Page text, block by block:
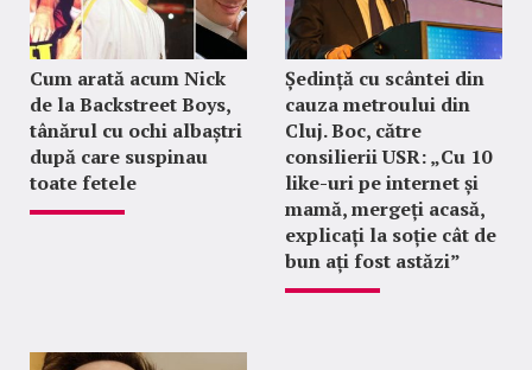
Cum arată acum Nick
de la Backstreet Boys,
tânărul cu ochi albaștri
după care suspinau
toate fetele
Ședință cu scântei din
cauza metroului din
Cluj. Boc, către
consilierii USR: „Cu 10
like-uri pe internet și
mamă, mergeți acasă,
explicați la soție cât de
bun ați fost astăzi”